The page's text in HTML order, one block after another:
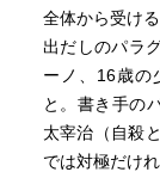
全体から受け
出だしのパラ
ーノ、16歳の
と。書き手の
太宰治（自殺
では対極だけれ